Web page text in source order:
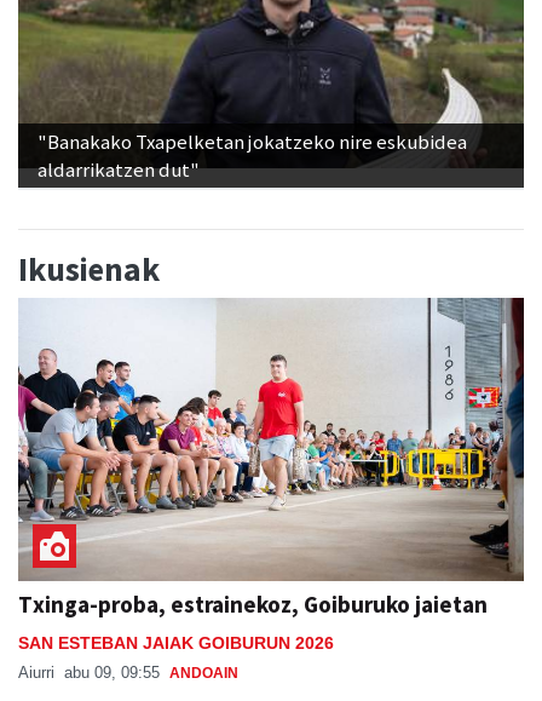
"Banakako Txapelketan jokatzeko nire eskubidea
aldarrikatzen dut"
Ikusienak
Txinga-proba, estrainekoz, Goiburuko jaietan
SAN ESTEBAN JAIAK GOIBURUN 2026
Aiurri abu 09, 09:55 ANDOAIN